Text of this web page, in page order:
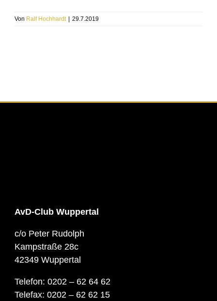
Von Ralf Hochhardt 29.7.2019
AvD-Club Wuppertal
c/o Peter Rudolph
Kampstraße 28c
42349 Wuppertal
Telefon: 0202 – 62 64 62
Telefax: 0202 – 62 62 15